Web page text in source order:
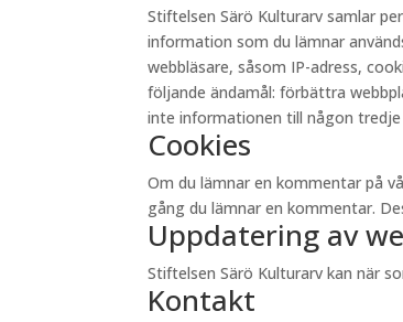
Stiftelsen Särö Kulturarv samlar
information som du lämnar
webbläsare, såsom IP-adress,
följande ändamål: förbättra
inte informationen till någon
Cookies
Om du lämnar en kommentar på
gång du lämnar en kommentar.
Uppdatering av
Stiftelsen Särö Kulturarv kan när
Kontakt